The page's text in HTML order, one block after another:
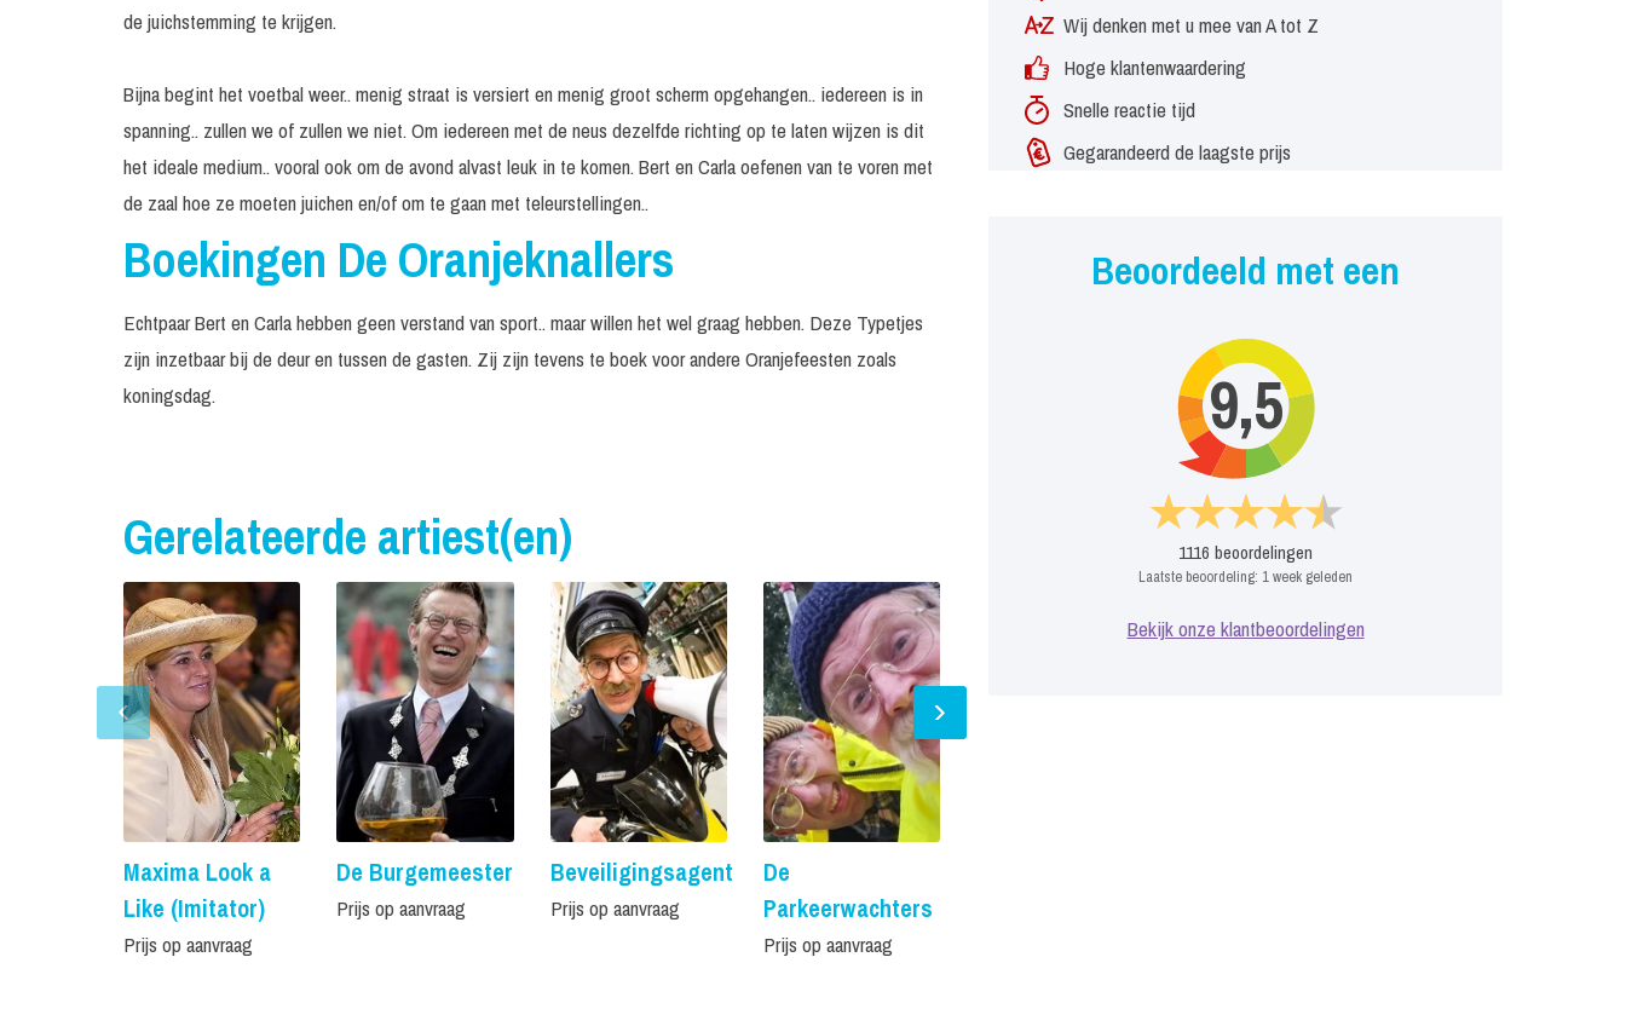
de juichstemming te krijgen.
Bijna begint het voetbal weer.. menig straat is versiert en menig groot scherm opgehangen.. iedereen is in
spanning.. zullen we of zullen we niet. Om iedereen met de neus dezelfde richting op te laten wijzen is dit
het ideale medium.. vooral ook om de avond alvast leuk in te komen. Bert en Carla oefenen van te voren met
de zaal hoe ze moeten juichen en/of om te gaan met teleurstellingen..
Boekingen De Oranjeknallers
Echtpaar Bert en Carla hebben geen verstand van sport.. maar willen het wel graag hebben. Deze Typetjes
zijn inzetbaar bij de deur en tussen de gasten. Zij zijn tevens te boek voor andere Oranjefeesten zoals
koningsdag.
Wij denken met u mee van A tot Z
Hoge klantenwaardering
Snelle reactie tijd
Gegarandeerd de laagste prijs
Beoordeeld met een
9,5
1116 beoordelingen
Laatste beoordeling: 1 week geleden
Bekijk onze klantbeoordelingen
Gerelateerde artiest(en)
Maxima Look a
Like (Imitator)
Prijs op aanvraag
De Burgemeester
Prijs op aanvraag
Beveiligingsagent
Prijs op aanvraag
De
Parkeerwachters
Prijs op aanvraag